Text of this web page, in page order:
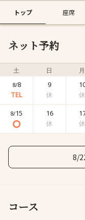
トップ 座席
ネット予約
土 日 月
8/8 9
8/15 16
8/
コース